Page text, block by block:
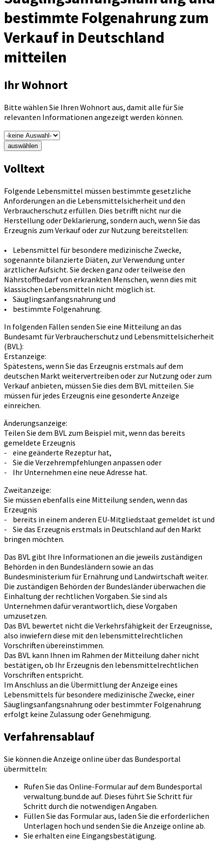
bestimmte Folgenahrung zum
Verkauf in Deutschland
mitteilen
Ihr Wohnort
Bitte wählen Sie Ihren Wohnort aus, damit alle für Sie
relevanten Informationen angezeigt werden können.
auswählen
Volltext
Folgende Lebensmittel müssen bestimmte gesetzliche
Anforderungen an die Lebensmittelsicherheit und den
Verbraucherschutz erfüllen. Dies betrifft nicht nur die
Herstellung oder Deklarierung, sondern auch, wenn Sie das
Erzeugnis zum Verkauf oder zur Nutzung bereitstellen:
• Lebensmittel für besondere medizinische Zwecke,
sogenannte bilanzierte Diäten, zur Verwendung unter
ärztlicher Aufsicht. Sie decken ganz oder teilweise den
Nährstoffbedarf von erkrankten Menschen, wenn dies mit
klassischen Lebensmitteln nicht möglich ist.
• Säuglingsanfangsnahrung und
• bestimmte Folgenahrung.
In folgenden Fällen senden Sie eine Mitteilung an das
Bundesamt für Verbraucherschutz und Lebensmittelsicherheit
(BVL):
Erstanzeige:
Spätestens, wenn Sie das Erzeugnis erstmals auf dem
deutschen Markt weitervertreiben oder zur Nutzung oder zum
Verkauf anbieten, müssen Sie dies dem BVL mitteilen. Sie
müssen für jedes Erzeugnis eine gesonderte Anzeige
einreichen.
Änderungsanzeige:
Teilen Sie dem BVL zum Beispiel mit, wenn das bereits
gemeldete Erzeugnis
- eine geänderte Rezeptur hat,
- Sie die Verzehrempfehlungen anpassen oder
- Ihr Unternehmen eine neue Adresse hat.
Zweitanzeige:
Sie müssen ebenfalls eine Mitteilung senden, wenn das
Erzeugnis
- bereits in einem anderen EU-Mitgliedstaat gemeldet ist und
- Sie das Erzeugnis erstmals in Deutschland auf den Markt
bringen möchten.
Das BVL gibt Ihre Informationen an die jeweils zuständigen
Behörden in den Bundesländern sowie an das
Bundesministerium für Ernährung und Landwirtschaft weiter.
Die zuständigen Behörden der Bundesländer überwachen die
Einhaltung der rechtlichen Vorgaben. Sie sind als
Unternehmen dafür verantwortlich, diese Vorgaben
umzusetzen.
Das BVL bewertet nicht die Verkehrsfähigkeit der Erzeugnisse,
also inwiefern diese mit den lebensmittelrechtlichen
Vorschriften übereinstimmen.
Das BVL kann Ihnen im Rahmen der Mitteilung daher nicht
bestätigen, ob Ihr Erzeugnis den lebensmittelrechtlichen
Vorschriften entspricht.
Im Anschluss an die Übermittlung der Anzeige eines
Lebensmittels für besondere medizinische Zwecke, einer
Säuglingsanfangsnahrung oder bestimmter Folgenahrung
erfolgt keine Zulassung oder Genehmigung.
Verfahrensablauf
Sie können die Anzeige online über das Bundesportal
übermitteln:
Rufen Sie das Online-Formular auf dem Bundesportal
verwaltung.bund.de auf. Dieses führt Sie Schritt für
Schritt durch die notwendigen Angaben.
Füllen Sie das Formular aus, laden Sie die erforderlichen
Unterlagen hoch und senden Sie die Anzeige online ab.
Sie erhalten eine Eingangsbestätigung.